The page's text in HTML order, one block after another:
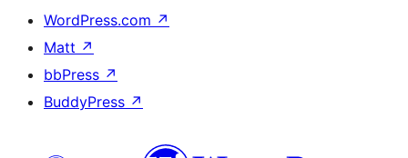
WordPress.com ↗
Matt ↗
bbPress ↗
BuddyPress ↗